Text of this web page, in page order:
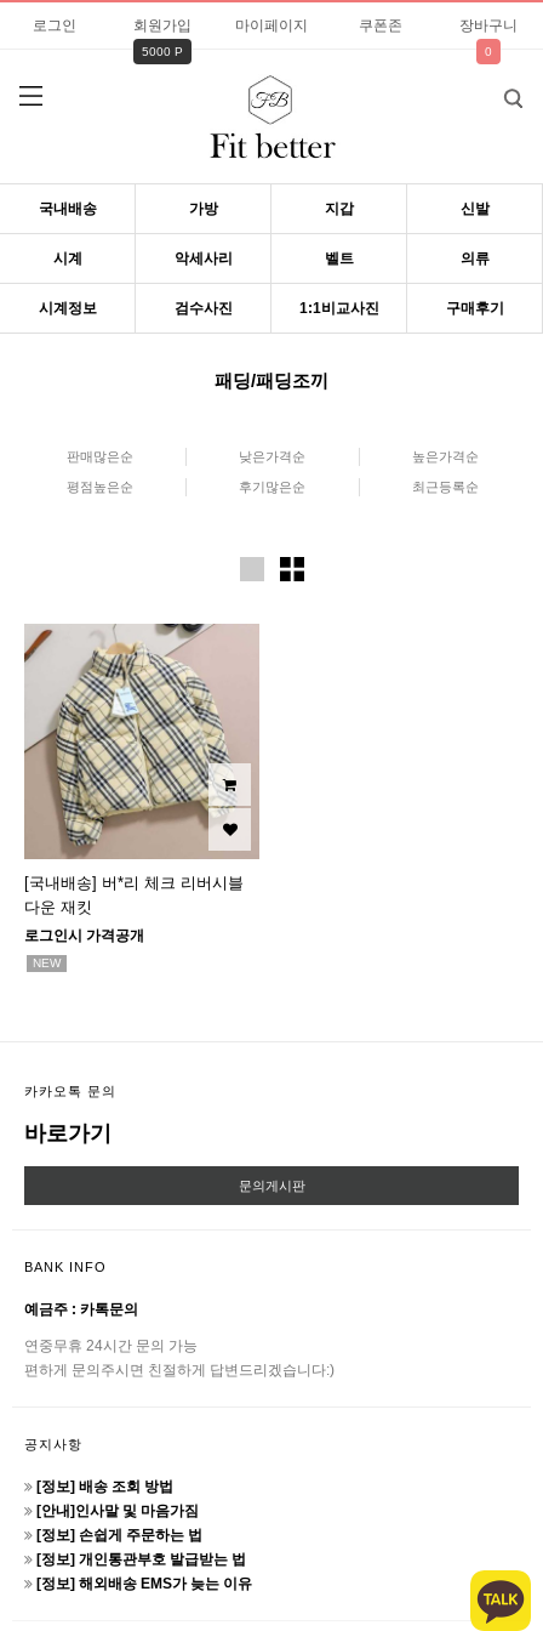
로그인 회원가입
5000 P
마이페이지 쿠폰존 장바구니
0
국내배송 가방 지갑 신발
시계 악세사리 벨트 의류
시계정보 검수사진 1:1비교사진 구매후기
패딩/패딩조끼
판매많은순 낮은가격순 높은가격순
평점높은순 후기많은순 최근등록순
[국내배송] 버*리 체크 리버시블
다운 재킷
로그인시 가격공개
NEW
카카오톡 문의
바로가기
문의게시판
BANK INFO
예금주 : 카톡문의
연중무휴 24시간 문의 가능
편하게 문의주시면 친절하게 답변드리겠습니다:)
공지사항
[정보] 배송 조회 방법
[안내]인사말 및 마음가짐
[정보] 손쉽게 주문하는 법
[정보] 개인통관부호 발급받는 법
[정보] 해외배송 EMS가 늦는 이유